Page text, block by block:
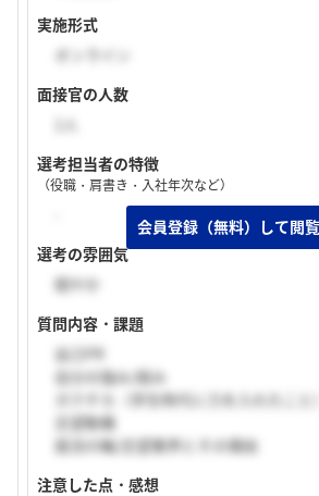
実施形式
オンライン
面接官の人数
選考担当者の特徴
（役職・肩書き・入社年次など）
選考の雰囲気
穏やか
質問内容・課題
自己PR
自分の強み/弱み
ガクチカ（学生時代に力を入れたこと）
志望動機
就活の軸/志望業界とその理由
注意した点・感想